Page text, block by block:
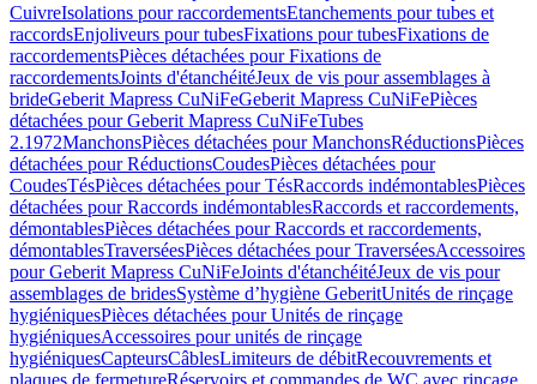
CuivreIsolations pour raccordementsEtanchements pour tubes et
raccordsEnjoliveurs pour tubesFixations pour tubesFixations de
raccordementsPièces détachées pour Fixations de
raccordementsJoints d'étanchéitéJeux de vis pour assemblages à
brideGeberit Mapress CuNiFeGeberit Mapress CuNiFePièces
détachées pour Geberit Mapress CuNiFeTubes
2.1972ManchonsPièces détachées pour ManchonsRéductionsPièces
détachées pour RéductionsCoudesPièces détachées pour
CoudesTésPièces détachées pour TésRaccords indémontablesPièces
détachées pour Raccords indémontablesRaccords et raccordements,
démontablesPièces détachées pour Raccords et raccordements,
démontablesTraverséesPièces détachées pour TraverséesAccessoires
pour Geberit Mapress CuNiFeJoints d'étanchéitéJeux de vis pour
assemblages de bridesSystème d’hygiène GeberitUnités de rinçage
hygiéniquesPièces détachées pour Unités de rinçage
hygiéniquesAccessoires pour unités de rinçage
hygiéniquesCapteursCâblesLimiteurs de débitRecouvrements et
plaques de fermetureRéservoirs et commandes de WC avec rinçage